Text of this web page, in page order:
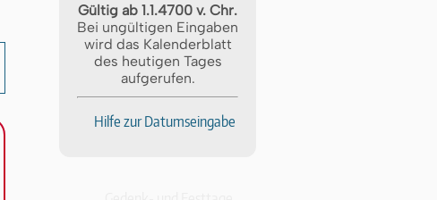
Gültig ab 1.1.4700 v. Chr.
Bei ungültigen Eingaben
wird das Kalenderblatt
des heutigen Tages
aufgerufen.
Hilfe zur Datumseingabe